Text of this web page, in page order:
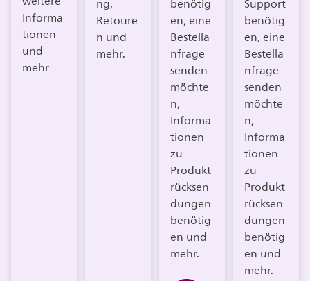
Informa
tionen
und
mehr
ng,
Retoure
n und
mehr.
benötig
en, eine
Bestella
nfrage
senden
möchte
n,
Informa
tionen
zu
Produkt
rücksen
dungen
benötig
en und
mehr.
Support
benötig
en, eine
Bestella
nfrage
senden
möchte
n,
Informa
tionen
zu
Produkt
rücksen
dungen
benötig
en und
mehr.